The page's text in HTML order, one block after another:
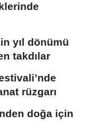
yıl dönümü
takdılar
rüzgarı
doğa için